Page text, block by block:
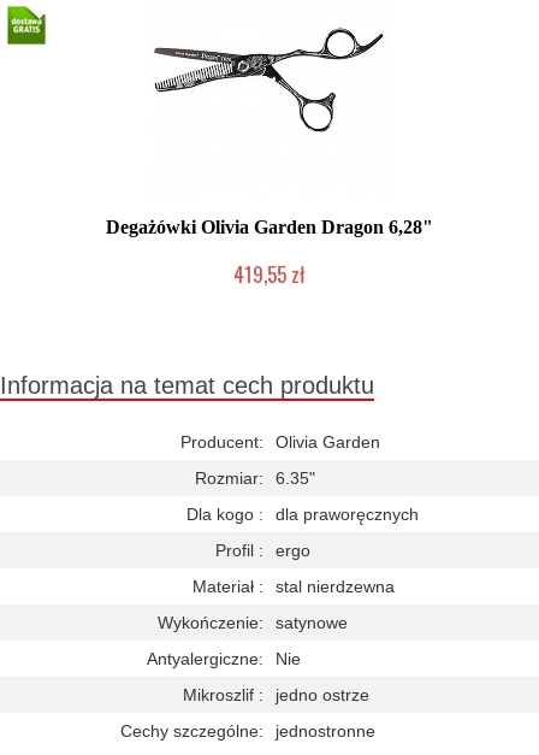
Degażówki Olivia Garden Dragon 6,28"
419,55 zł
Informacja na temat cech produktu
Producent:
Olivia Garden
Rozmiar:
6.35"
Dla kogo :
dla praworęcznych
Profil :
ergo
Materiał :
stal nierdzewna
Wykończenie:
satynowe
Antyalergiczne:
Nie
Mikroszlif :
jedno ostrze
Cechy szczególne:
jednostronne